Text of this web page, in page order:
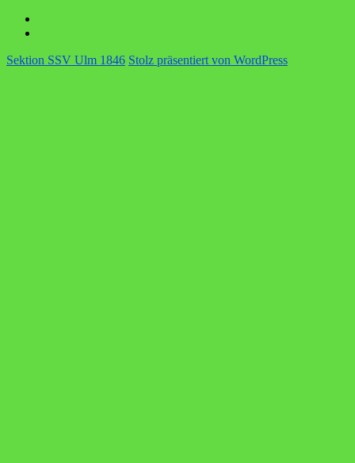
Sektion SSV Ulm 1846 Stolz präsentiert von WordPress